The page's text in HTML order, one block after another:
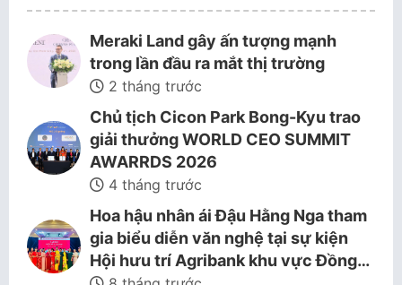
Meraki Land gây ấn tượng mạnh
trong lần đầu ra mắt thị trường
2 tháng trước
Chủ tịch Cicon Park Bong-Kyu trao
giải thưởng WORLD CEO SUMMIT
AWARRDS 2026
4 tháng trước
Hoa hậu nhân ái Đậu Hằng Nga tham
gia biểu diễn văn nghệ tại sự kiện
Hội hưu trí Agribank khu vực Đồng…